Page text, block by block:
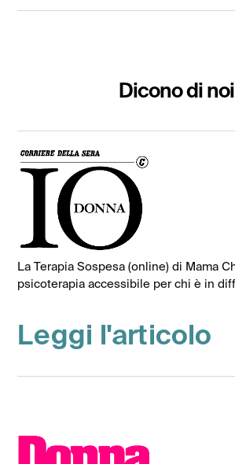
Dicono di noi
La Terapia Sospesa (online) di Mama
psicoterapia accessibile per chi è in
Leggi l'articolo